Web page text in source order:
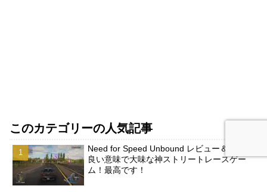
このカテゴリーの人気記事
Need for Speed Unbound レビュー＆攻略：
良い意味で大味な神ストリートレースゲー
ム！最高です！